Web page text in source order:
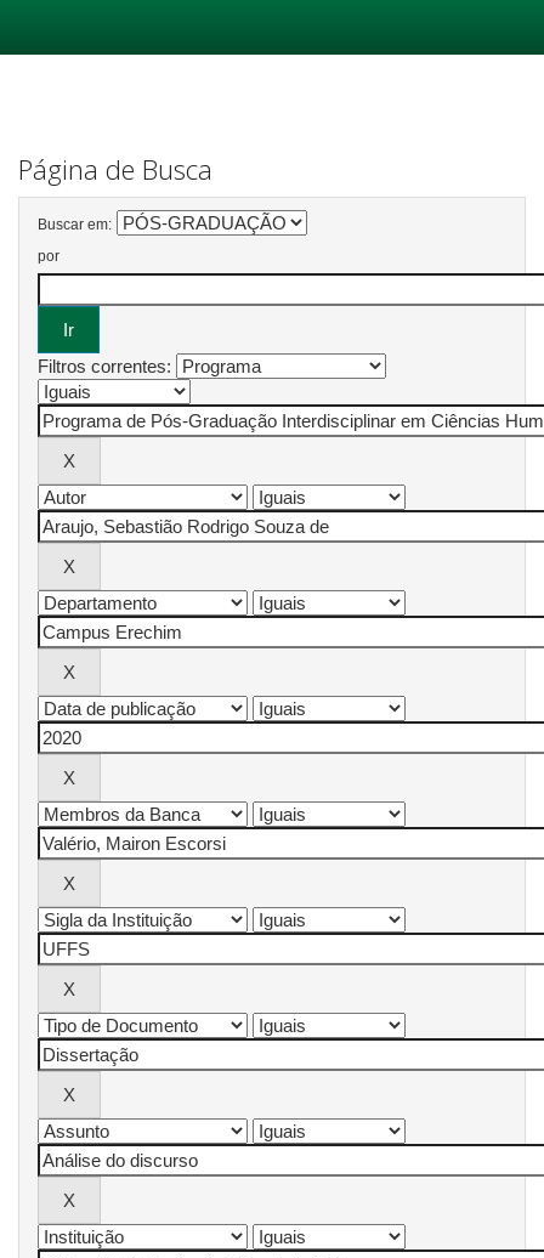
Página de Busca
Buscar em:
por
Filtros correntes: